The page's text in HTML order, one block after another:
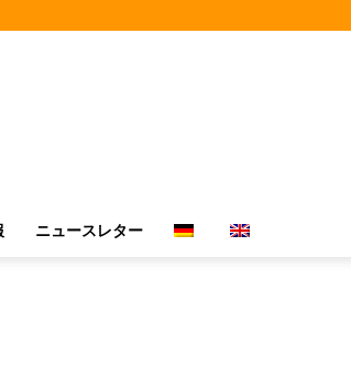
ニュースレター